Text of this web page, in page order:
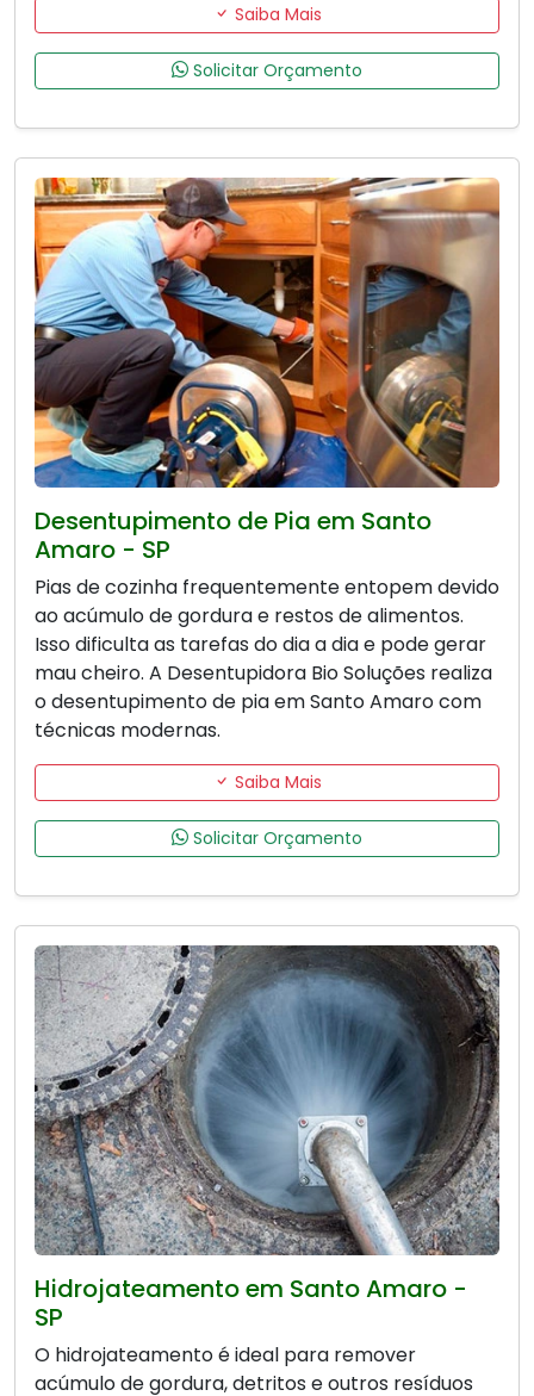
Saiba Mais
Solicitar Orçamento
Desentupimento de Pia em Santo
Amaro - SP
Pias de cozinha frequentemente entopem devido
ao acúmulo de gordura e restos de alimentos.
Isso dificulta as tarefas do dia a dia e pode gerar
mau cheiro. A Desentupidora Bio Soluções realiza
o desentupimento de pia em Santo Amaro com
técnicas modernas.
Saiba Mais
Solicitar Orçamento
Hidrojateamento em Santo Amaro -
SP
O hidrojateamento é ideal para remover
acúmulo de gordura, detritos e outros resíduos